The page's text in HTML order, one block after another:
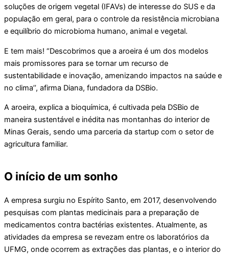
soluções de origem vegetal (IFAVs) de interesse do SUS e da
população em geral, para o controle da resistência microbiana
e equilíbrio do microbioma humano, animal e vegetal.
E tem mais! “Descobrimos que a aroeira é um dos modelos
mais promissores para se tornar um recurso de
sustentabilidade e inovação, amenizando impactos na saúde e
no clima’’, afirma Diana, fundadora da DSBio.
A aroeira, explica a bioquímica, é cultivada pela DSBio de
maneira sustentável e inédita nas montanhas do interior de
Minas Gerais, sendo uma parceria da startup com o setor de
agricultura familiar.
O início de um sonho
A empresa surgiu no Espírito Santo, em 2017, desenvolvendo
pesquisas com plantas medicinais para a preparação de
medicamentos contra bactérias existentes. Atualmente, as
atividades da empresa se revezam entre os laboratórios da
UFMG, onde ocorrem as extrações das plantas, e o interior do